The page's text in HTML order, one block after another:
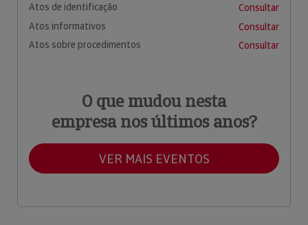
Atos de identificação
Consultar
Atos informativos
Consultar
Atos sobre procedimentos
Consultar
O que mudou nesta
empresa nos últimos anos?
VER MAIS EVENTOS